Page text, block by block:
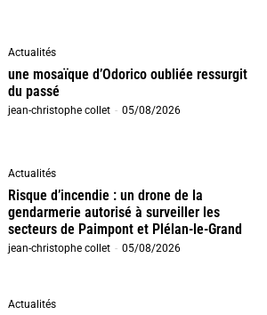
Actualités
une mosaïque d’Odorico oubliée ressurgit
du passé
jean-christophe collet - 05/08/2026
Actualités
Risque d’incendie : un drone de la
gendarmerie autorisé à surveiller les
secteurs de Paimpont et Plélan-le-Grand
jean-christophe collet - 05/08/2026
Actualités